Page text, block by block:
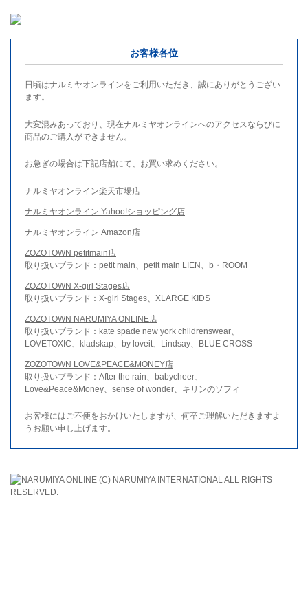
お客様各位
日頃はナルミヤオンラインをご利用いただき、誠にありがとうござい
ます。
大変混みあっており、現在ナルミヤオンラインへのアクセスならびに
商品のご購入ができません。
お急ぎの場合は下記店舗にて、お買い求めください。
ナルミヤオンライン楽天市場店
ナルミヤオンライン Yahoo!ショッピング店
ナルミヤオンライン Amazon店
ZOZOTOWN petitmain店
取り扱いブランド：petit main、petit main LIEN、b・ROOM
ZOZOTOWN X-girl Stages店
取り扱いブランド：X-girl Stages、XLARGE KIDS
ZOZOTOWN NARUMIYA ONLINE店
取り扱いブランド：kate spade new york childrenswear、
LOVETOXIC、kladskap、by loveit、Lindsay、BLUE CROSS
ZOZOTOWN LOVE&PEACE&MONEY店
取り扱いブランド：After the rain、babycheer、
Love&Peace&Money、sense of wonder、キリンのソフィ
お客様にはご不便をおかけいたしますが、何卒ご理解いただきますよ
うお願い申し上げます。